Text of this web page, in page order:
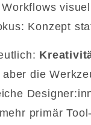
Konzept
aber die
primär Tool-